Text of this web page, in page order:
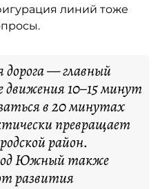
линий тоже
дорога — главный
движения 10–15 минут
в 20 минутах
превращает
район.
Южный также
развития